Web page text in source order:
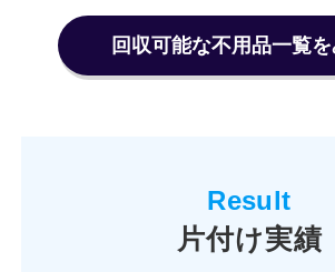
回収可能な不用品一覧
片付け実績